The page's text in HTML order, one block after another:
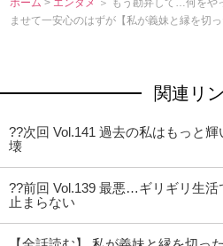
ホーム > エンタメ ＞ もう勘弁して…何をや
ませて一安心のはずが【私が義妹と縁を切っ
関連リ
??次回 Vol.141 過去の私はもっと
壊
??前回 Vol.139 最悪…ギリギリ生
止まらない